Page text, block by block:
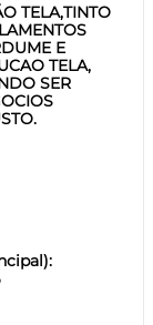
TELA,TINTO
E
TELA,
SER